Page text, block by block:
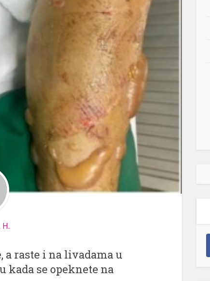
H.
a raste i na livadama u
kada se opeknete na